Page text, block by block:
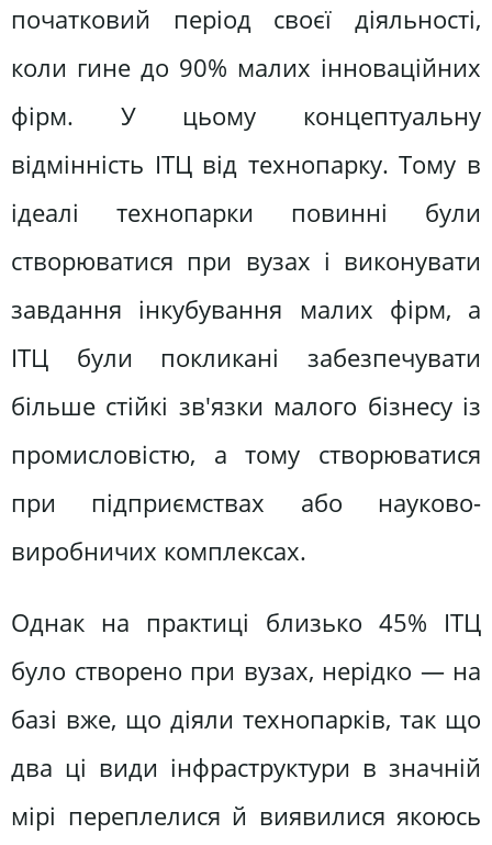
початковий період своєї діяльності,
коли гине до 90% малих інноваційних
фірм. У цьому концептуальну
відмінність ІТЦ від технопарку. Тому в
ідеалі технопарки повинні були
створюватися при вузах і виконувати
завдання інкубування малих фірм, а
ІТЦ були покликані забезпечувати
більше стійкі зв'язки малого бізнесу із
промисловістю, а тому створюватися
при підприємствах або науково-
виробничих комплексах.
Однак на практиці близько 45% ІТЦ
було створено при вузах, нерідко — на
базі вже, що діяли технопарків, так що
два ці види інфраструктури в значній
мірі переплелися й виявилися якоюсь